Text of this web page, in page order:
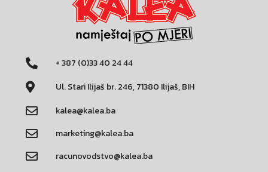
+ 387 (0)33 40 24 44
Ul. Stari Ilijaš br. 246, 71380 Ilijaš, BIH
kalea@kalea.ba
marketing@kalea.ba
racunovodstvo@kalea.ba